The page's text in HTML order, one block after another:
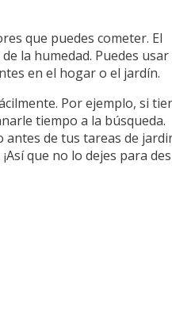
que puedes cometer. El
la humedad. Puedes
en el hogar o el jardín.
Por ejemplo, si
tiempo a la búsqueda.
de tus tareas de
que no lo dejes para